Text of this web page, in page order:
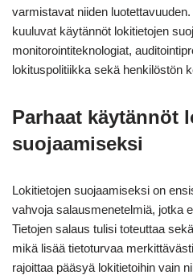
varmistavat niiden
kuuluvat käytännöt lokitietojen
monitorointiteknologiat,
lokituspolitiikka sekä henkilöstön
Parhaat käytännöt
suojaamiseksi
Lokitietojen suojaamiseksi on
vahvoja salausmenetelmiä, jotka
Tietojen salaus tulisi toteuttaa
mikä lisää tietoturvaa
rajoittaa pääsyä lokitietoihin vain